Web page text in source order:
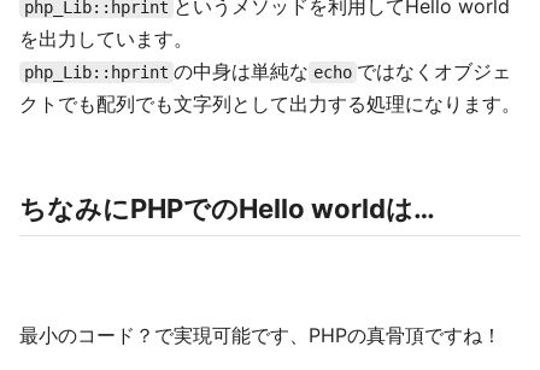
php_Lib::hprint というメソッドを利用してHello world
を出力しています。
php_Lib::hprint の中身は単純な echo ではなくオブジェ
クトでも配列でも文字列として出力する処理になります。
ちなみにPHPでのHello worldは…
最小のコード？で実現可能です、PHPの真骨頂ですね！